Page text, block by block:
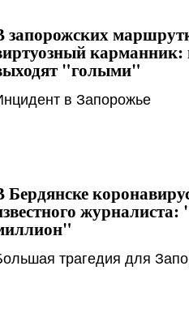
запорожских
"голыми"
в Запорожье
Бердянске
трагедия для